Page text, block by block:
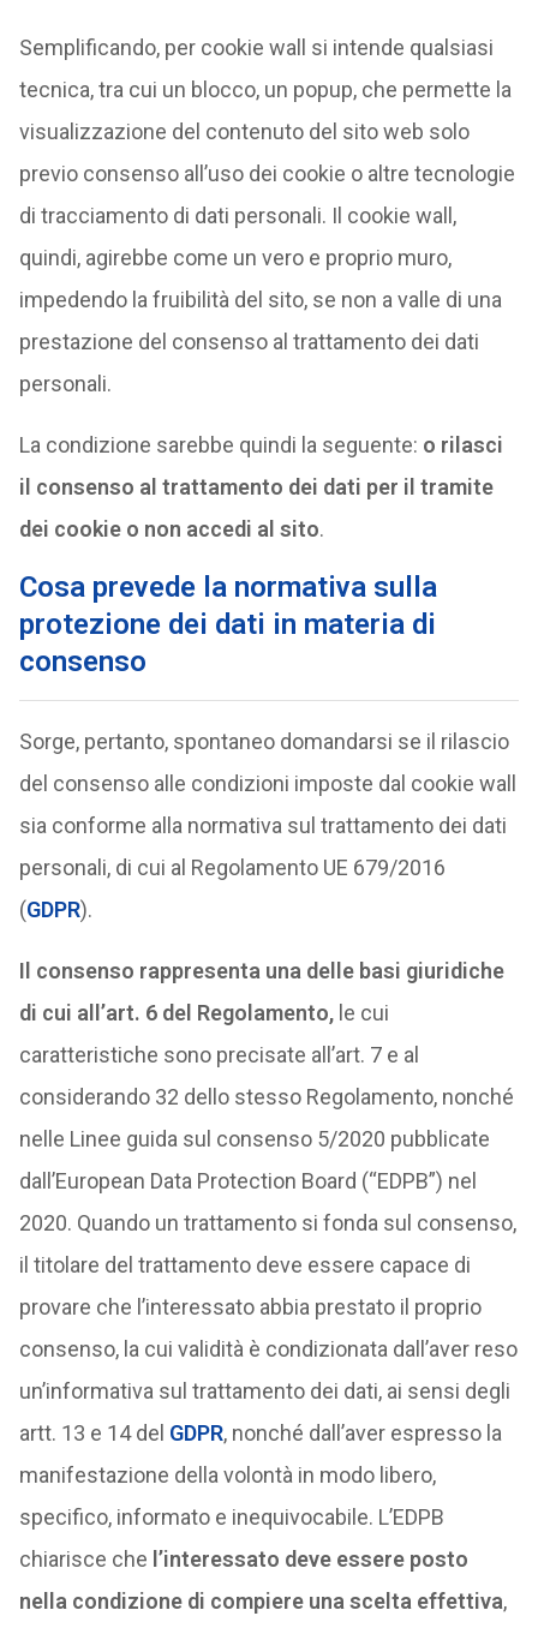
Semplificando, per cookie wall si intende qualsiasi
tecnica, tra cui un blocco, un popup, che permette la
visualizzazione del contenuto del sito web solo
previo consenso all’uso dei cookie o altre tecnologie
di tracciamento di dati personali. Il cookie wall,
quindi, agirebbe come un vero e proprio muro,
impedendo la fruibilità del sito, se non a valle di una
prestazione del consenso al trattamento dei dati
personali.
La condizione sarebbe quindi la seguente: o rilasci
il consenso al trattamento dei dati per il tramite
dei cookie o non accedi al sito.
Cosa prevede la normativa sulla
protezione dei dati in materia di
consenso
Sorge, pertanto, spontaneo domandarsi se il rilascio
del consenso alle condizioni imposte dal cookie wall
sia conforme alla normativa sul trattamento dei dati
personali, di cui al Regolamento UE 679/2016
(GDPR).
Il consenso rappresenta una delle basi giuridiche
di cui all’art. 6 del Regolamento, le cui
caratteristiche sono precisate all’art. 7 e al
considerando 32 dello stesso Regolamento, nonché
nelle Linee guida sul consenso 5/2020 pubblicate
dall’European Data Protection Board (“EDPB”) nel
2020. Quando un trattamento si fonda sul consenso,
il titolare del trattamento deve essere capace di
provare che l’interessato abbia prestato il proprio
consenso, la cui validità è condizionata dall’aver reso
un’informativa sul trattamento dei dati, ai sensi degli
artt. 13 e 14 del GDPR, nonché dall’aver espresso la
manifestazione della volontà in modo libero,
specifico, informato e inequivocabile. L’EDPB
chiarisce che l’interessato deve essere posto
nella condizione di compiere una scelta effettiva,